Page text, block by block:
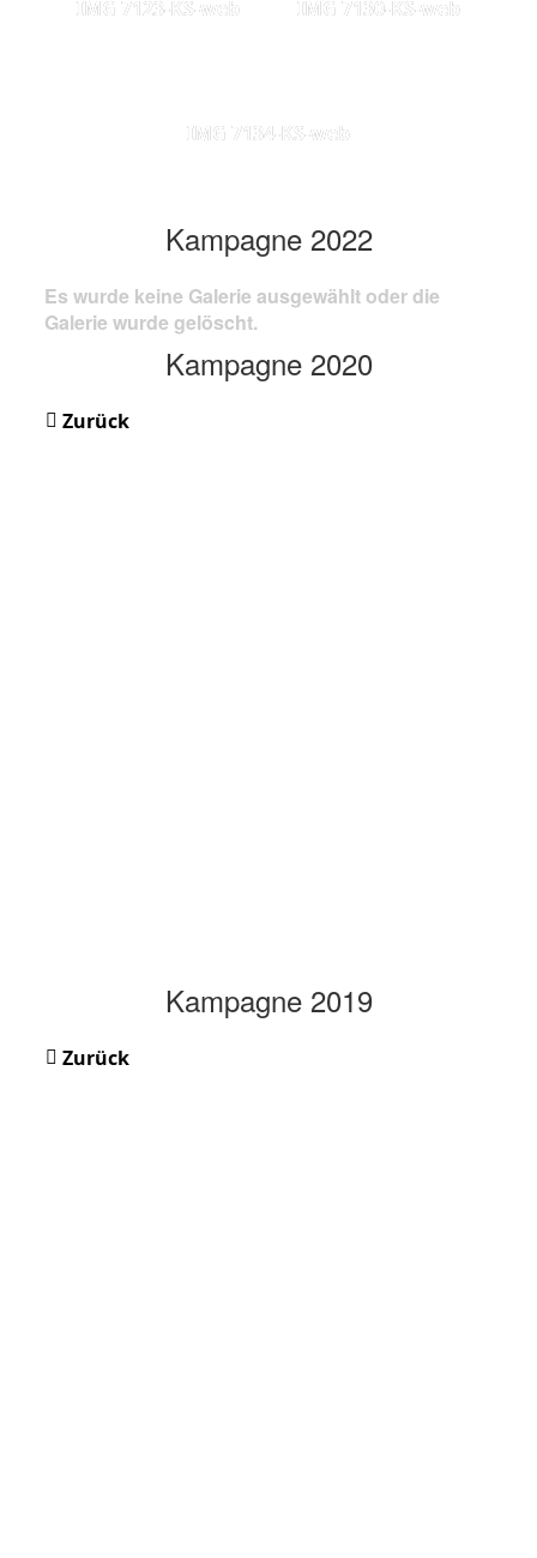
IMG 7123-KS-web IMG 7130-KS-web
IMG 7134-KS-web
Kampagne 2022
Es wurde keine Galerie ausgewählt oder die
Galerie wurde gelöscht.
Kampagne 2020
Zurück
Kampagne 2019
Zurück